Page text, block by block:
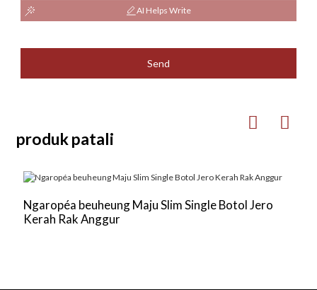
AI Helps Write
Send
produk patali
Ngaropéa beuheung Maju Slim Single Botol Jero
Kerah Rak Anggur